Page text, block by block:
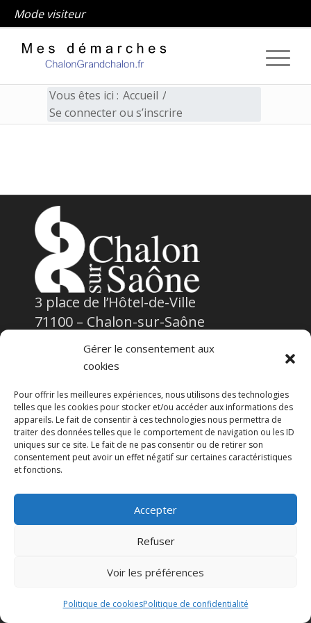
Mode visiteur
Vous êtes ici : Accueil /
Se connecter ou s’inscrire
3 place de l’Hôtel-de-Ville
71100 – Chalon-sur-Saône
23 avenue Georges Pompidou
71100 – Chalon-sur-Saône
Politique de confidentialité
© Copyright - Open CRM Lanteas-
Gérer le consentement aux
cookies
Pour offrir les meilleures expériences, nous utilisons des technologies
telles que les cookies pour stocker et/ou accéder aux informations des
appareils. Le fait de consentir à ces technologies nous permettra de
traiter des données telles que le comportement de navigation ou les ID
uniques sur ce site. Le fait de ne pas consentir ou de retirer son
consentement peut avoir un effet négatif sur certaines caractéristiques
et fonctions.
Accepter
Refuser
Voir les préférences
Politique de cookiesPolitique de confidentialité